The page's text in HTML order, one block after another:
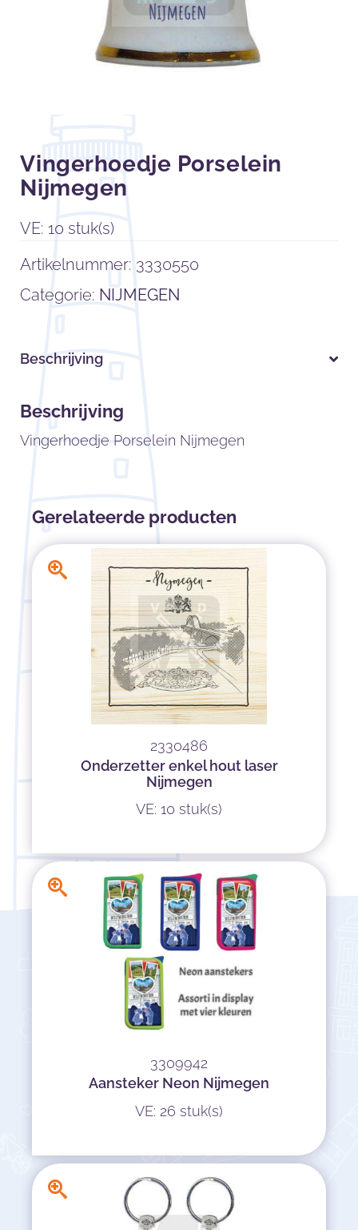
Vingerhoedje Porselein
Nijmegen
VE: 10 stuk(s)
Artikelnummer: 3330550
Categorie: NIJMEGEN
Beschrijving
Beschrijving
Vingerhoedje Porselein Nijmegen
Gerelateerde producten
2330486
Onderzetter enkel hout laser
Nijmegen
VE: 10 stuk(s)
3309942
Aansteker Neon Nijmegen
VE: 26 stuk(s)